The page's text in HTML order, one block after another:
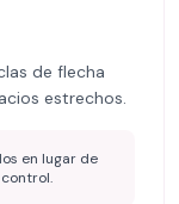
de flecha
estrechos.
en lugar de